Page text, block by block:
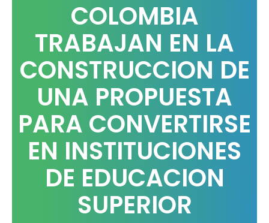
COLOMBIA
TRABAJAN EN LA
CONSTRUCCION DE
UNA PROPUESTA
PARA CONVERTIRSE
EN INSTITUCIONES
DE EDUCACION
SUPERIOR